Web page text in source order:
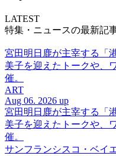
LATEST
特集・ニュースの最新記
宮田明日鹿が主宰する「
美子を迎えたトークや、
催。
ART
Aug 06. 2026 up
宮田明日鹿が主宰する「
美子を迎えたトークや、
催。
サンフランシスコ・ベイ